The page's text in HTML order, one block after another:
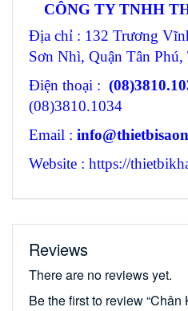
CÔNG TY TNHH
Địa chỉ : 132 Trương
Sơn Nhì, Quận Tân
Điện thoại :
(08)3810.1034
Email :
Website : https://
Reviews
There are no reviews yet.
Be the first to review “Chân